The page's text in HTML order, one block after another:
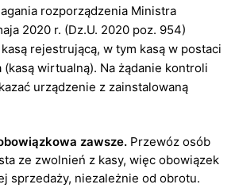
rozporządzenia Ministra
2020 r. (Dz.U. 2020 poz. 954)
rejestrującą, w tym kasą w postaci
wirtualną). Na żądanie kontroli
urządzenie z zainstalowaną
zawsze. Przewóz osób
ze zwolnień z kasy, więc obowiązek
sprzedaży, niezależnie od obrotu.